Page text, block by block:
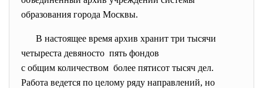
образования города Москвы.
В настоящее время архив хранит три тысячи
четыреста девяносто пять фондов
с общим количеством более пятисот тысяч дел.
Работа ведется по целому ряду направлений, но